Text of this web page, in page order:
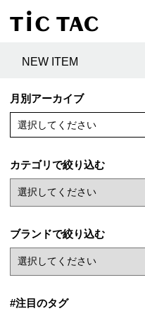
NEW ITEM
月別アーカイブ
選択してください
カテゴリで絞り込む
ブランドで絞り込む
#注目のタグ